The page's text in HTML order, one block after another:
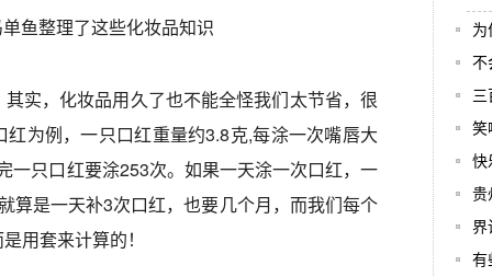
实，化妆品用久了也不能全怪我们太节省，很
为例，一只口红重量约3.8克,每涂一次嘴唇大
一只口红要涂253次。如果一天涂一次口红，一
算是一天补3次口红，也要几个月，而我们每个
用套来计算的！
为
不
三
笑
快
贵
界
有